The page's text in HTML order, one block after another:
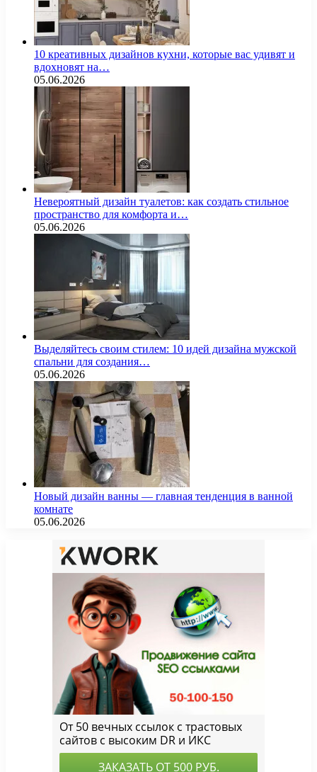
10 креативных дизайнов кухни, которые вас удивят и
вдохновят на…
05.06.2026
Невероятный дизайн туалетов: как создать стильное
пространство для комфорта и…
05.06.2026
Выделяйтесь своим стилем: 10 идей дизайна мужской
спальни для создания…
05.06.2026
Новый дизайн ванны — главная тенденция в ванной
комнате
05.06.2026